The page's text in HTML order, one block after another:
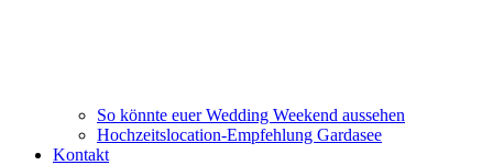
So könnte euer Wedding Weekend aussehen
Hochzeitslocation-Empfehlung Gardasee
Kontakt